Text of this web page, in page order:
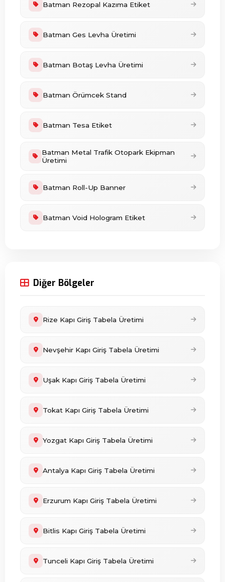
Batman Rezopal Kazıma Etiket
Batman Ges Levha Üretimi
Batman Botaş Levha Üretimi
Batman Örümcek Stand
Batman Tesa Etiket
Batman Metal Trafik Otopark Ekipman
Üretimi
Batman Roll-Up Banner
Batman Void Hologram Etiket
Diğer Bölgeler
Rize Kapı Giriş Tabela Üretimi
Nevşehir Kapı Giriş Tabela Üretimi
Uşak Kapı Giriş Tabela Üretimi
Tokat Kapı Giriş Tabela Üretimi
Yozgat Kapı Giriş Tabela Üretimi
Antalya Kapı Giriş Tabela Üretimi
Erzurum Kapı Giriş Tabela Üretimi
Bitlis Kapı Giriş Tabela Üretimi
Tunceli Kapı Giriş Tabela Üretimi